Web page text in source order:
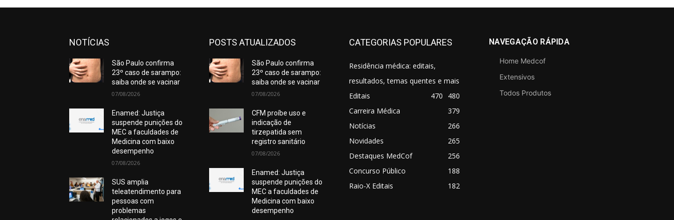
NOTÍCIAS
São Paulo confirma
23º caso de sarampo:
saiba onde se vacinar
07/08/2026
Enamed: Justiça
suspende punições do
MEC a faculdades de
Medicina com baixo
desempenho
07/08/2026
SUS amplia
teleatendimento para
pessoas com
problemas
POSTS ATUALIZADOS
São Paulo confirma
23º caso de sarampo:
saiba onde se vacinar
07/08/2026
CFM proíbe uso e
indicação de
tirzepatida sem
registro sanitário
07/08/2026
Enamed: Justiça
suspende punições do
MEC a faculdades de
Medicina com baixo
desempenho
CATEGORIAS POPULARES
Residência médica: editais,
resultados, temas quentes e mais
480
Editais
470
Carreira Médica
379
Notícias
266
Novidades
265
Destaques MedCof
256
Concurso Público
188
Raio-X Editais
182
NAVEGAÇÃO RÁPIDA
Home Medcof
Extensivos
Todos Produtos